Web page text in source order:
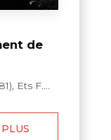
de
Ets F....